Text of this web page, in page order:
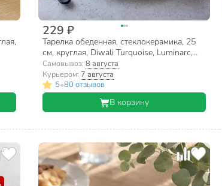
229 ₽
Тарелка обеденная, стеклокерамика, 25
см, круглая, Diwali Turquoise, Luminarc,
P2611, бирюзовая
Самовывоз: 8 августа
Курьером: 7 августа
5•80 отзывов
В корзину